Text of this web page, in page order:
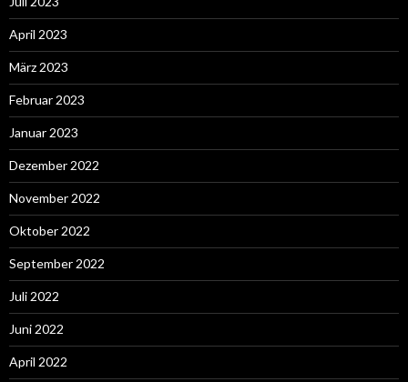
April 2023
März 2023
Februar 2023
Januar 2023
Dezember 2022
November 2022
Oktober 2022
September 2022
Juli 2022
Juni 2022
April 2022